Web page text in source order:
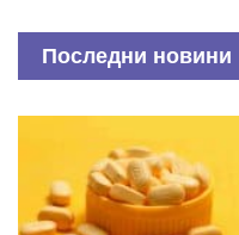
Последни новини